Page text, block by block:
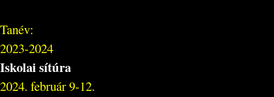
Tanév:
2023-2024
Iskolai sítúra
2024. február 9-12.